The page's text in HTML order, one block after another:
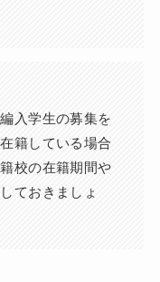
入学生の募集を
籍している場合
校の在籍期間や
ておきましょ